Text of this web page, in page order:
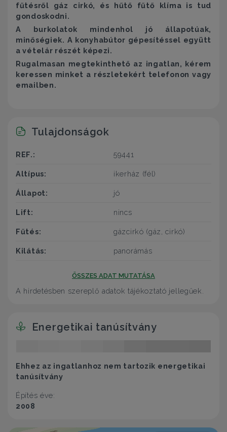
fűtésről gáz cirkó, és hűtő fűtő klíma is tud
gondoskodni.
A burkolatok mindenhol jó állapotúak,
minőségiek. A konyhabútor gépesítéssel együtt
a vételár részét képezi.
Rugalmasan megtekinthető az ingatlan, kérem
keressen minket a részletekért telefonon vagy
emailben.
Tulajdonságok
REF.: 59441
Altípus: ikerház (fél)
Állapot: jó
Lift: nincs
Fűtés: gázcirkó (gáz, cirkó)
Kilátás: panorámás
ÖSSZES ADAT MUTATÁSA
A hirdetésben szereplő adatok tájékoztató jellegűek.
Energetikai tanúsítvány
Ehhez az ingatlanhoz nem tartozik energetikai
tanúsítvány
Építés éve:
2008